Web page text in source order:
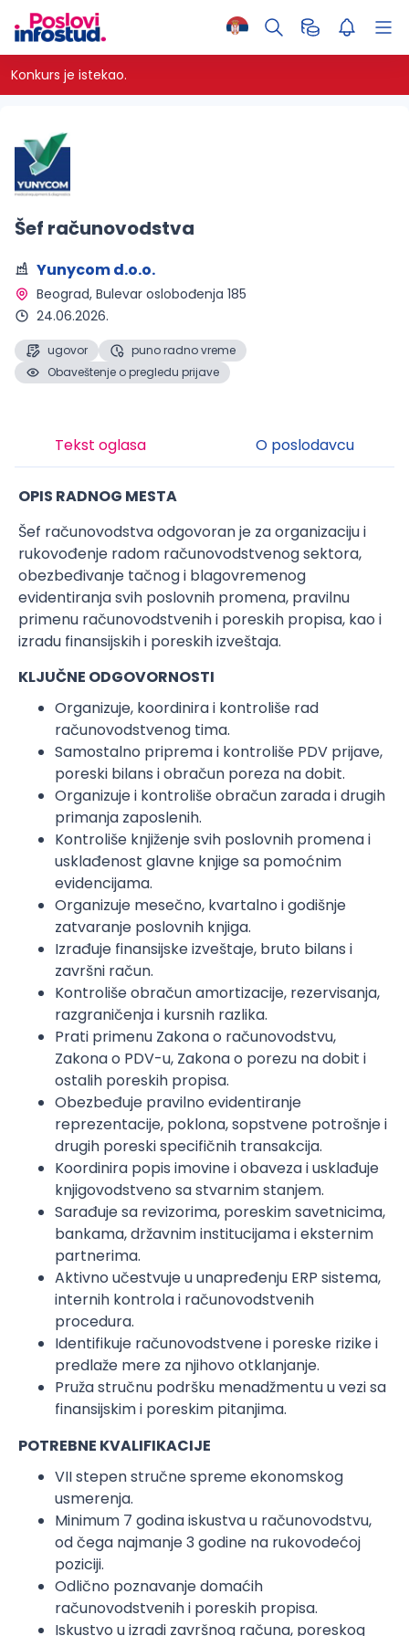
Konkurs je istekao.
Šef računovodstva
Yunycom d.o.o.
Beograd, Bulevar oslobođenja 185
24.06.2026.
ugovor
puno radno vreme
Obaveštenje o pregledu prijave
Tekst oglasa O poslodavcu
OPIS RADNOG MESTA
Šef računovodstva odgovoran je za organizaciju i
rukovođenje radom računovodstvenog sektora,
obezbeđivanje tačnog i blagovremenog
evidentiranja svih poslovnih promena, pravilnu
primenu računovodstvenih i poreskih propisa, kao i
izradu finansijskih i poreskih izveštaja.
KLJUČNE ODGOVORNOSTI
Organizuje, koordinira i kontroliše rad
računovodstvenog tima.
Samostalno priprema i kontroliše PDV prijave,
poreski bilans i obračun poreza na dobit.
Organizuje i kontroliše obračun zarada i drugih
primanja zaposlenih.
Kontroliše knjiženje svih poslovnih promena i
usklađenost glavne knjige sa pomoćnim
evidencijama.
Organizuje mesečno, kvartalno i godišnje
zatvaranje poslovnih knjiga.
Izrađuje finansijske izveštaje, bruto bilans i
završni račun.
Kontroliše obračun amortizacije, rezervisanja,
razgraničenja i kursnih razlika.
Prati primenu Zakona o računovodstvu,
Zakona o PDV-u, Zakona o porezu na dobit i
ostalih poreskih propisa.
Obezbeđuje pravilno evidentiranje
reprezentacije, poklona, sopstvene potrošnje i
drugih poreski specifičnih transakcija.
Koordinira popis imovine i obaveza i usklađuje
knjigovodstveno sa stvarnim stanjem.
Sarađuje sa revizorima, poreskim savetnicima,
bankama, državnim institucijama i eksternim
partnerima.
Aktivno učestvuje u unapređenju ERP sistema,
internih kontrola i računovodstvenih
procedura.
Identifikuje računovodstvene i poreske rizike i
predlaže mere za njihovo otklanjanje.
Pruža stručnu podršku menadžmentu u vezi sa
finansijskim i poreskim pitanjima.
POTREBNE KVALIFIKACIJE
VII stepen stručne spreme ekonomskog
usmerenja.
Minimum 7 godina iskustva u računovodstvu,
od čega najmanje 3 godine na rukovodećoj
poziciji.
Odlično poznavanje domaćih
računovodstvenih i poreskih propisa.
Iskustvo u izradi završnog računa, poreskog